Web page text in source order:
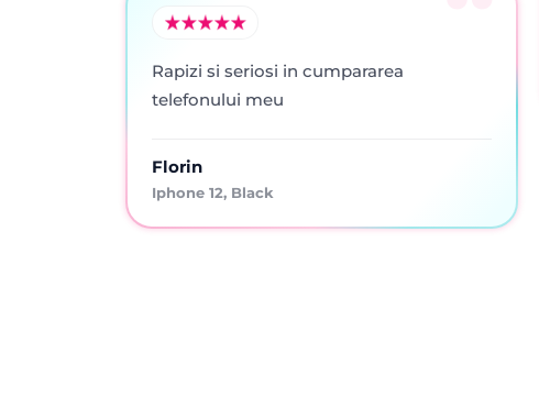
Rapizi si seriosi in cumpararea
telefonului meu
Florin
Iphone 12, Black